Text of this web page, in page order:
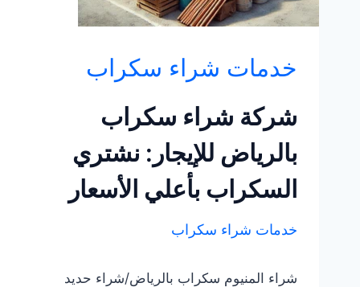
خدمات شراء سكراب
شركة شراء سكراب
بالرياض للإيجار: نشتري
السكراب بأعلي الأسعار
خدمات شراء سكراب
شراء المنيوم سكراب بالرياض/شراء حديد